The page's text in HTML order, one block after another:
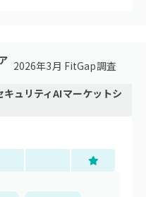
2026年3月 FitGap調査
キュリティAIマーケットシ